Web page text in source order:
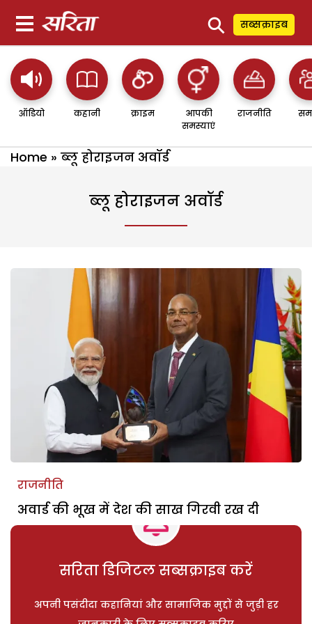
⚲ सब्सक्राइब
ऑडियो कहानी क्राइम
आपकी
समस्याएं
राजनीति
Home » ब्लू होराइजन अवॉर्ड
ब्लू होराइजन अवॉर्ड
राजनीति
अवार्ड की भूख में देश की साख गिरवी रख दी
सरिता डिजिटल सब्सक्राइब करें
अपनी पसंदीदा कहानियां और सामाजिक मुद्दों से जुड़ी हर